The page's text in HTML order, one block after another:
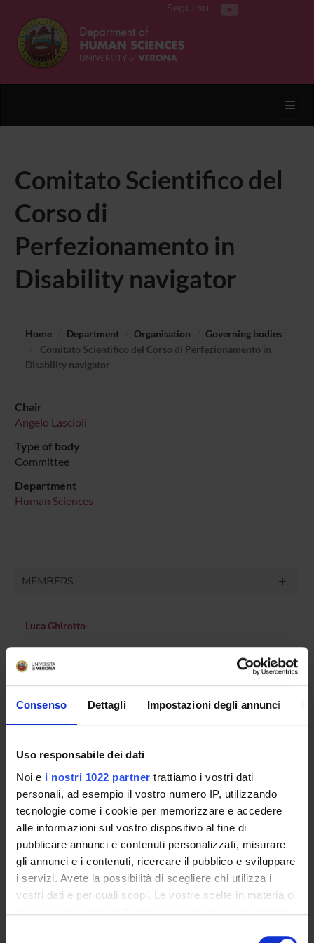
Consenso Dettagli Impostazioni degli annunci
Uso responsabile dei dati
Noi e i nostri 1022 partner trattiamo i vostri dati
personali, ad esempio il vostro numero IP, utilizzando
tecnologie come i cookie per memorizzare e accedere
alle informazioni sul vostro dispositivo al fine di
pubblicare annunci e contenuti personalizzati, misurare
gli annunci e i contenuti, ricercare il pubblico e sviluppare
i servizi. Avete la possibilità di scegliere chi utilizza i
vostri dati e per quali scopi. Le vostre scelte in materia di
privacy sono applicabili solo su questa proprietà digitale
Segui su
Comitato Scientifico del
Corso di
Perfezionamento in
Disability navigator
Home Department Organisation
Governing bodies
Comitato Scientifico del Corso di Perfezionamento in
Disability navigator
Chair
Angelo Lascioli
Type of body
Committee
Department
Human Sciences
MEMBERS
Luca Ghirotto
RECORDS AND DOCUMENTS
ORGANISATION
GOVERNANCE
COMMITTEES
DEPARTMENT ADMINISTRATION OFFICES